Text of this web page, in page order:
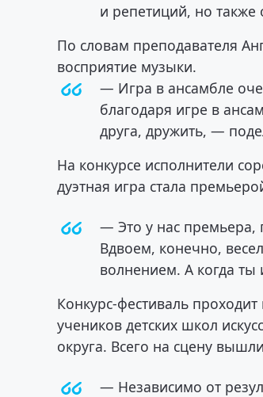
и репетиций, но также
По словам преподавателя
восприятие музыки.
— Игра в ансамбле
благодаря игре в
друга, дружить, —
На конкурсе исполнители
дуэтная игра стала
— Это у нас
Вдвоем, конечно,
волнением. А когда ты
Конкурс-фестиваль
учеников детских школ
округа. Всего на сцену
— Независимо от